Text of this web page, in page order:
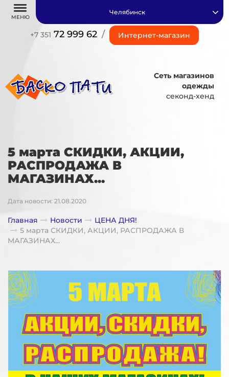
МЕНЮ
+7 351 72 999 62 / Интернет-магазин
Челябинск
Сеть магазинов
одежды
секонд-хенд
5 марта СКИДКИ, АКЦИИ,
РАСПРОДАЖА В
МАГАЗИНАХ...
Дата новости: 21.08.2020
Главная Новости
ЦЕНА ДНЯ!
5 марта СКИДКИ, АКЦИИ, РАСПРОДАЖА В
МАГАЗИНАХ...